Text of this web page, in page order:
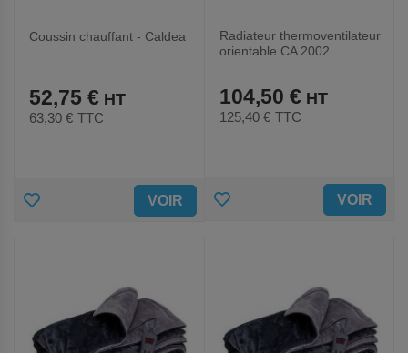
Coussin chauffant - Caldea
52,75 €
63,30 € TTC
AJOUTER VOIR
Radiateur thermoventilateur
orientable CA 2002
104,50 €
125,40 € TTC
AJOUTER VOIR